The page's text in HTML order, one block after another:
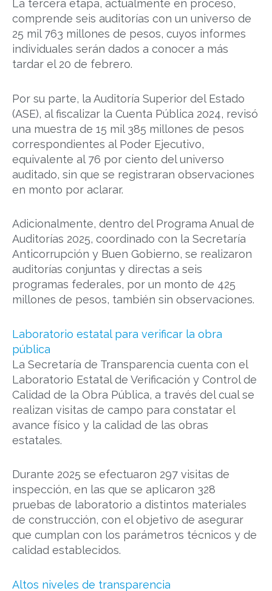
La tercera etapa, actualmente en proceso,
comprende seis auditorías con un universo de
25 mil 763 millones de pesos, cuyos informes
individuales serán dados a conocer a más
tardar el 20 de febrero.
Por su parte, la Auditoría Superior del Estado
(ASE), al fiscalizar la Cuenta Pública 2024, revisó
una muestra de 15 mil 385 millones de pesos
correspondientes al Poder Ejecutivo,
equivalente al 76 por ciento del universo
auditado, sin que se registraran observaciones
en monto por aclarar.
Adicionalmente, dentro del Programa Anual de
Auditorías 2025, coordinado con la Secretaría
Anticorrupción y Buen Gobierno, se realizaron
auditorías conjuntas y directas a seis
programas federales, por un monto de 425
millones de pesos, también sin observaciones.
Laboratorio estatal para verificar la obra
pública
La Secretaría de Transparencia cuenta con el
Laboratorio Estatal de Verificación y Control de
Calidad de la Obra Pública, a través del cual se
realizan visitas de campo para constatar el
avance físico y la calidad de las obras
estatales.
Durante 2025 se efectuaron 297 visitas de
inspección, en las que se aplicaron 328
pruebas de laboratorio a distintos materiales
de construcción, con el objetivo de asegurar
que cumplan con los parámetros técnicos y de
calidad establecidos.
Altos niveles de transparencia